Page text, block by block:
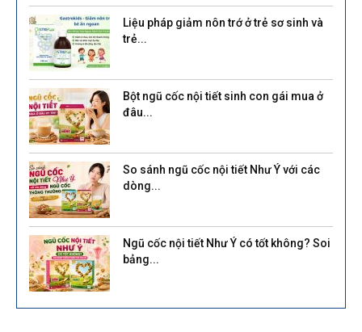
Liệu pháp giảm nôn trớ ở trẻ sơ sinh và
trẻ...
Bột ngũ cốc nội tiết sinh con gái mua ở
đâu...
So sánh ngũ cốc nội tiết Như Ý với các
dòng...
Ngũ cốc nội tiết Như Ý có tốt không? Soi
bảng...